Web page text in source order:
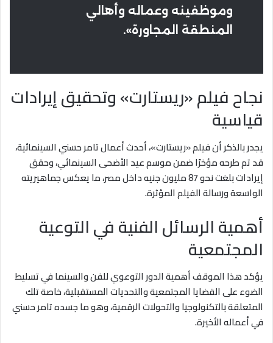
وموظفينه وعماله وأهالي
المنطقة المجاورة».
نجاح فيلم «ريستارت» وتحقيق إيرادات
قياسية
يجدر بالذكر أن فيلم «ريستارت»، أحدث أعمال تامر حسني السينمائية،
قد تم طرحه مؤخرًا ضمن موسم عيد الأضحى السينمائي، وحقق
إيرادات بلغت نحو 87 مليون جنيه داخل مصر، ما يعكس جماهيريته
الواسعة ورسالة الفيلم المؤثرة.
أهمية الرسائل الفنية في التوعية
المجتمعية
يؤكد هذا الموقف أهمية الدور التوعوي للفن والسينما في تسليط
الضوء على القضايا المجتمعية والتحديات المستقبلية، خاصة تلك
المتعلقة بالتكنولوجيا والتحولات الرقمية، وهو ما جسده تامر حسني
في أعماله الأخيرة.